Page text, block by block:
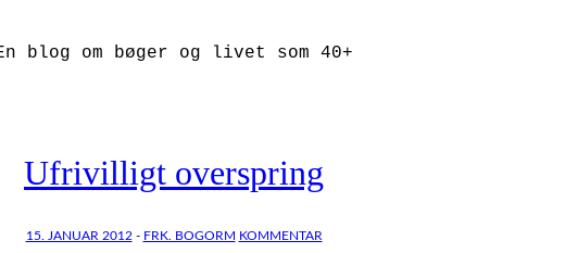
blog om bøger og livet som 40+
Ufrivilligt overspring
15. JANUAR 2012 - FRK. BOGORM KOMMENTAR